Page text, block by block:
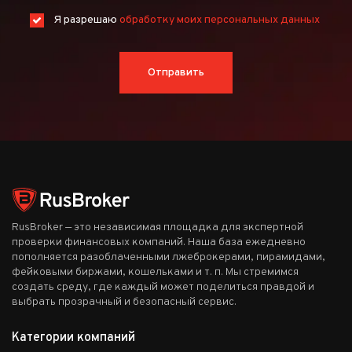
+1
Я разрешаю обработку моих персональных данных
Отправить
RusBroker — это независимая площадка для экспертной
проверки финансовых компаний. Наша база ежедневно
пополняется разоблаченными лжеброкерами, пирамидами,
фейковыми биржами, кошельками и т. п. Мы стремимся
создать среду, где каждый может поделиться правдой и
выбрать прозрачный и безопасный сервис.
Категории компаний